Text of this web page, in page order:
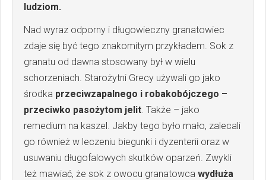
ludziom.
Nad wyraz odporny i długowieczny granatowiec
zdaje się być tego znakomitym przykładem. Sok z
granatu od dawna stosowany był w wielu
schorzeniach. Starożytni Grecy używali go jako
środka przeciwzapalnego i robakobójczego –
przeciwko pasożytom jelit . Także – jako
remedium na kaszel. Jakby tego było mało, zalecali
go również w leczeniu biegunki i dyzenterii oraz w
usuwaniu długofalowych skutków oparzeń. Zwykli
też mawiać, że sok z owocu granatowca wydłuża